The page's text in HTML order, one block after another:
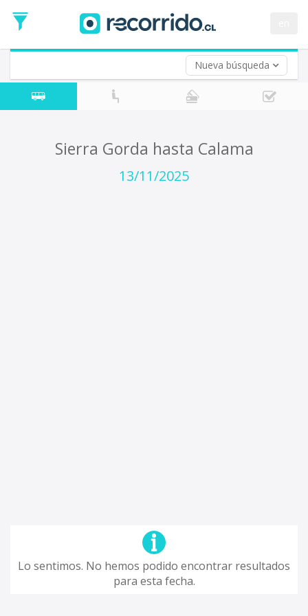
Nueva búsqueda
de
Ida
Vuelta (opcional)
Fecha
de
Sierra Gorda hasta Calama
13/11/2025
Lo sentimos. No hemos podido encontrar resultados
para esta fecha.